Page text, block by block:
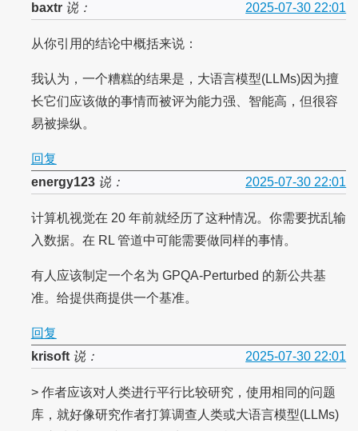
baxtr说： 2025-07-30 22:01
从你引用的结论中概括来说：
我认为，一个糟糕的结果是，大语言模型(LLMs)因为擅
长它们应该做的事情而被评为能力强、智能高，但很容
易被操纵。
回复
energy123说： 2025-07-30 22:01
计算机视觉在 20 年前就经历了这种情况。你需要扰乱输
入数据。在 RL 管道中可能需要做同样的事情。
有人应该制定一个名为 GPQA-Perturbed 的新公共基
准。给提供商提供一个基准。
回复
krisoft说： 2025-07-30 22:01
> 作者应该对人类进行平行比较研究，使用相同的问题
库，就好像研究作者打算调查人类或大语言模型(LLMs)